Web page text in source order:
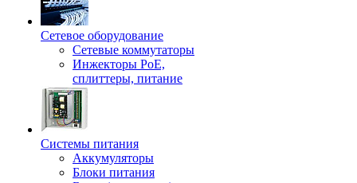
Сетевое оборудование
Сетевые коммутаторы
Инжекторы РоЕ,
сплиттеры, питание
Системы питания
Аккумуляторы
Блоки питания